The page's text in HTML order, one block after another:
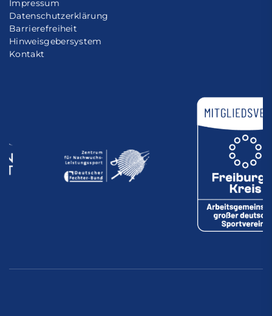
Impressum
Datenschutzerklärung
Barrierefreiheit
Hinweisgebersystem
Kontakt